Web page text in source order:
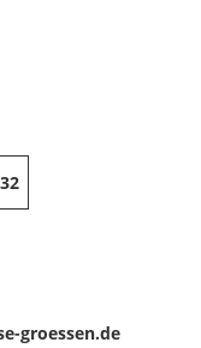
groessen.de